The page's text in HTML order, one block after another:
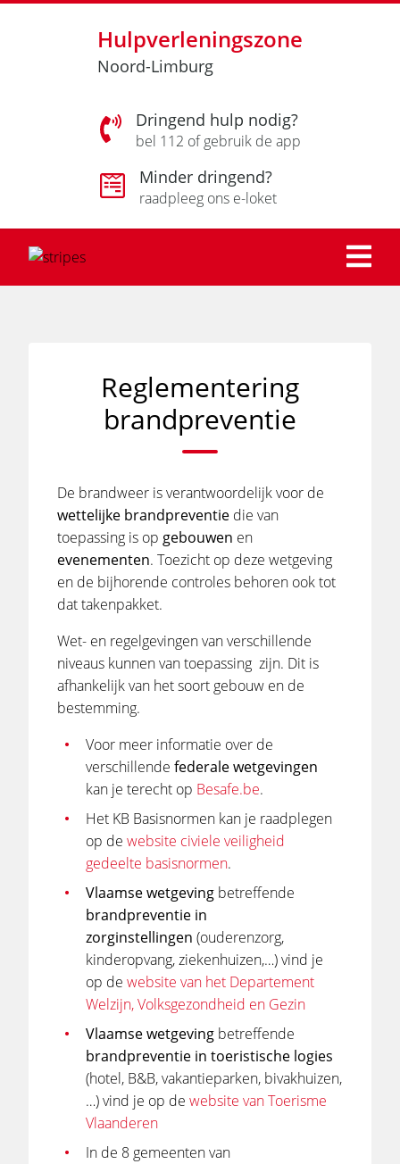
Hulpverleningszone
Noord-Limburg
Dringend hulp nodig?
bel 112 of gebruik de app
Minder dringend?
raadpleeg ons e-loket
Reglementering
brandpreventie
De brandweer is verantwoordelijk voor de
wettelijke brandpreventie die van
toepassing is op gebouwen en
evenementen. Toezicht op deze wetgeving
en de bijhorende controles behoren ook tot
dat takenpakket.
Wet- en regelgevingen van verschillende
niveaus kunnen van toepassing zijn. Dit is
afhankelijk van het soort gebouw en de
bestemming.
Voor meer informatie over de
verschillende federalewetgevingen
kan je terecht op Besafe.be.
Het KB Basisnormen kan je raadplegen
op de website civiele veiligheid
gedeelte basisnormen.
Vlaamsewetgeving betreffende
brandpreventie in
zorginstellingen (ouderenzorg,
kinderopvang, ziekenhuizen,…) vind je
op de website van het Departement
Welzijn, Volksgezondheid en Gezin
Vlaamsewetgeving betreffende
brandpreventie in toeristische logies
(hotel, B&B, vakantieparken, bivakhuizen,
…) vind je op de website van Toerisme
Vlaanderen
In de 8 gemeenten van